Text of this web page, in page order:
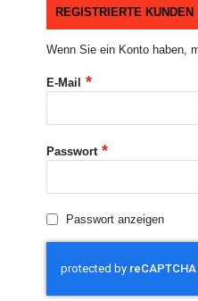
REGISTRIERTE KUNDEN
Wenn Sie ein Konto haben,
E-Mail
Passwort
Passwort anzeigen